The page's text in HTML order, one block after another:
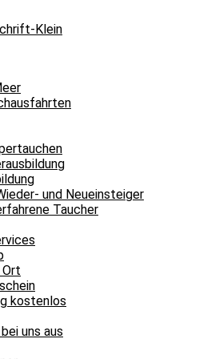
und Neueinsteiger
Taucher
kostenlos
uns aus
Bye bye Yvonne
in Ägypten
unsere Tauchlehrer wieder auf dem
aufregende Dinge passiert. Wir blicken
Diver Kurs
unserer Tauchbasis ein
Office unserer Partner
(Erste Hilfe) mit Tino.